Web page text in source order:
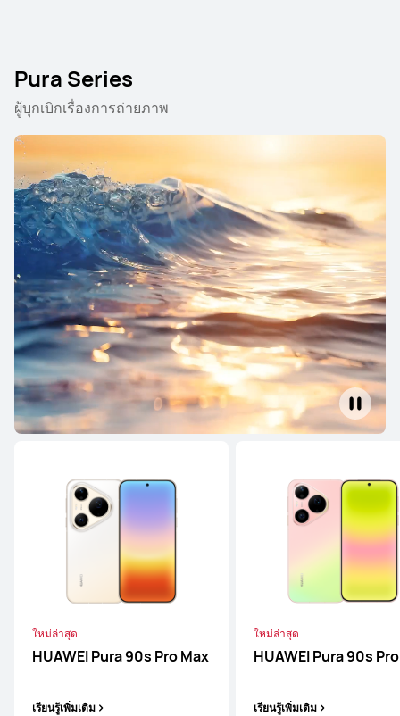
Pura Series
ผู้บุกเบิกเรื่องการถ่ายภาพ
ใหม่ล่าสุด
HUAWEI Pura 90s Pro Max
เรียนรู้เพิ่มเติม
ใหม่ล่าสุด
HUAWEI Pura 90s Pro
เรียนรู้เพิ่มเติม